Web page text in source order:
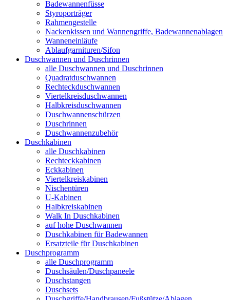
Badewannenfüsse
Styroporträger
Rahmengestelle
Nackenkissen und Wannengriffe, Badewannenablagen
Wanneneinläufe
Ablaufgarnituren/Sifon
Duschwannen und Duschrinnen
alle Duschwannen und Duschrinnen
Quadratduschwannen
Rechteckduschwannen
Viertelkreisduschwannen
Halbkreisduschwannen
Duschwannenschürzen
Duschrinnen
Duschwannenzubehör
Duschkabinen
alle Duschkabinen
Rechteckkabinen
Eckkabinen
Viertelkreiskabinen
Nischentüren
U-Kabinen
Halbkreiskabinen
Walk In Duschkabinen
auf hohe Duschwannen
Duschkabinen für Badewannen
Ersatzteile für Duschkabinen
Duschprogramm
alle Duschprogramm
Duschsäulen/Duschpaneele
Duschstangen
Duschsets